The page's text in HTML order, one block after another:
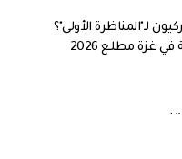
لـ"المناظرة الأولى"؟
غزة مطلع 2026